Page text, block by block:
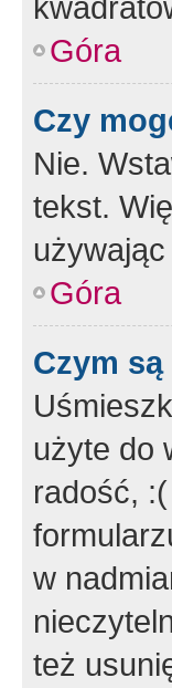
Góra
Czy
Nie.
tekst.
Góra
Czym
użyte do
radość,
w
też